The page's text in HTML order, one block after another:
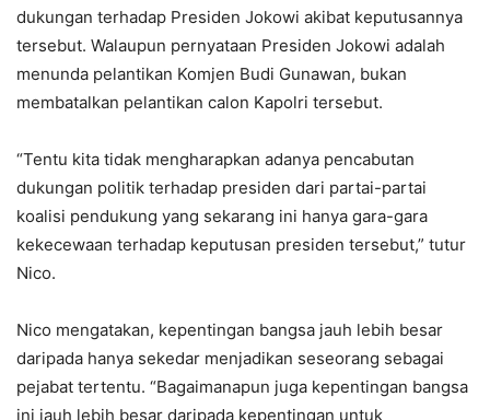
dukungan terhadap Presiden Jokowi akibat keputusannya
tersebut. Walaupun pernyataan Presiden Jokowi adalah
menunda pelantikan Komjen Budi Gunawan, bukan
membatalkan pelantikan calon Kapolri tersebut.
“Tentu kita tidak mengharapkan adanya pencabutan
dukungan politik terhadap presiden dari partai-partai
koalisi pendukung yang sekarang ini hanya gara-gara
kekecewaan terhadap keputusan presiden tersebut,” tutur
Nico.
Nico mengatakan, kepentingan bangsa jauh lebih besar
daripada hanya sekedar menjadikan seseorang sebagai
pejabat tertentu. “Bagaimanapun juga kepentingan bangsa
ini jauh lebih besar daripada kepentingan untuk